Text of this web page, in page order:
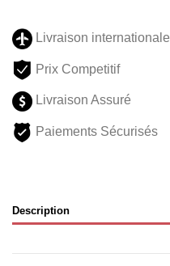
Livraison internationale
Prix Competitif
Livraison Assuré
Paiements Sécurisés
Description